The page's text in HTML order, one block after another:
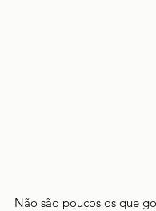
Não são poucos os que